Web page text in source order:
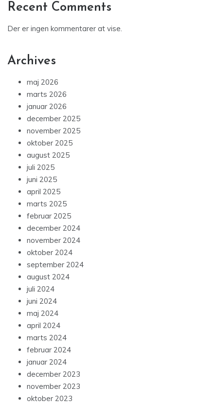
Recent Comments
Der er ingen kommentarer at vise.
Archives
maj 2026
marts 2026
januar 2026
december 2025
november 2025
oktober 2025
august 2025
juli 2025
juni 2025
april 2025
marts 2025
februar 2025
december 2024
november 2024
oktober 2024
september 2024
august 2024
juli 2024
juni 2024
maj 2024
april 2024
marts 2024
februar 2024
januar 2024
december 2023
november 2023
oktober 2023